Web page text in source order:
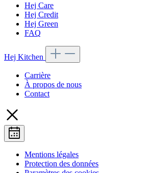
Hej Care
Hej Credit
Hej Green
FAQ
Hej Kitchen
Carrière
À propos de nous
Contact
Mentions légales
Protection des données